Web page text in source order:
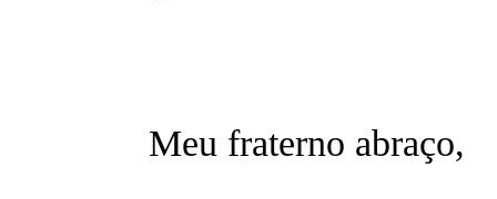
Meu fraterno abraço,